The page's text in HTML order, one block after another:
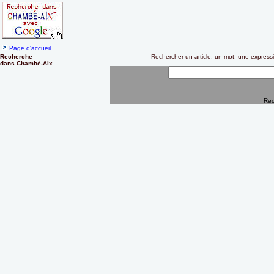
Page d'accueil
Recherche
dans Chambé-Aix
Rechercher un article, un mot, une